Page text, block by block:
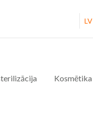
LV
Kosmētika